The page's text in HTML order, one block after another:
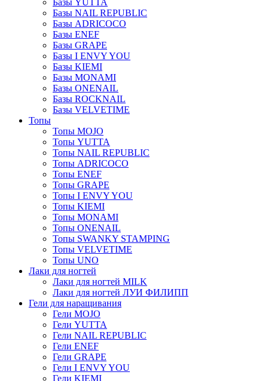
Базы YUTTA
Базы NAIL REPUBLIC
Базы ADRICOCO
Базы ENEF
Базы GRAPE
Базы I ENVY YOU
Базы KIEMI
Базы MONAMI
Базы ONENAIL
Базы ROCKNAIL
Базы VELVETIME
Топы
Топы MOJO
Топы YUTTA
Топы NAIL REPUBLIC
Топы ADRICOCO
Топы ENEF
Топы GRAPE
Топы I ENVY YOU
Топы KIEMI
Топы MONAMI
Топы ONENAIL
Топы SWANKY STAMPING
Топы VELVETIME
Топы UNO
Лаки для ногтей
Лаки для ногтей MILK
Лаки для ногтей ЛУИ ФИЛИПП
Гели для наращивания
Гели MOJO
Гели YUTTA
Гели NAIL REPUBLIC
Гели ENEF
Гели GRAPE
Гели I ENVY YOU
Гели KIEMI